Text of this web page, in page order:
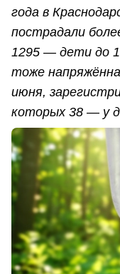
года в
пострадали
1295 — дети до
тоже
июня,
которых 38 — у